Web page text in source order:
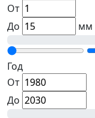
От
До
мм
Год
От
До